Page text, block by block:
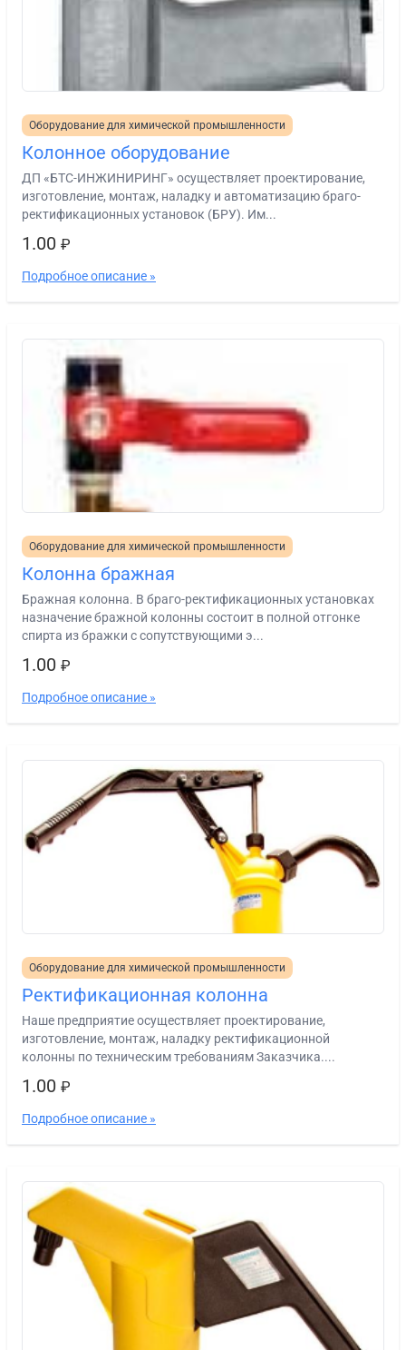
Оборудование для химической промышленности
Колонное оборудование
ДП «БТС-ИНЖИНИРИНГ» осуществляет проектирование,
изготовление, монтаж, наладку и автоматизацию браго-
ректификационных установок (БРУ). Им...
1.00 ₽
Подробное описание »
Оборудование для химической промышленности
Колонна бражная
Бражная колонна. В браго-ректификационных установках
назначение бражной колонны состоит в полной отгонке
спирта из бражки с сопутствующими э...
1.00 ₽
Подробное описание »
Оборудование для химической промышленности
Ректификационная колонна
Наше предприятие осуществляет проектирование,
изготовление, монтаж, наладку ректификационной
колонны по техническим требованиям Заказчика....
1.00 ₽
Подробное описание »